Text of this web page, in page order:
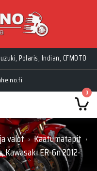
Polaris, Indian, CFMOTO
0
valot › Kaatumatapit ›
Kawasaki ER-6n 2012-